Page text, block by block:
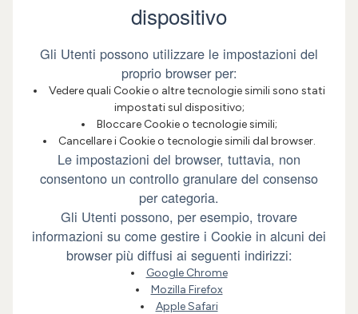
dispositivo
Gli Utenti possono utilizzare le impostazioni del
proprio browser per:
Vedere quali Cookie o altre tecnologie simili sono stati
impostati sul dispositivo;
Bloccare Cookie o tecnologie simili;
Cancellare i Cookie o tecnologie simili dal browser.
Le impostazioni del browser, tuttavia, non
consentono un controllo granulare del consenso
per categoria.
Gli Utenti possono, per esempio, trovare
informazioni su come gestire i Cookie in alcuni dei
browser più diffusi ai seguenti indirizzi:
Google Chrome
Mozilla Firefox
Apple Safari